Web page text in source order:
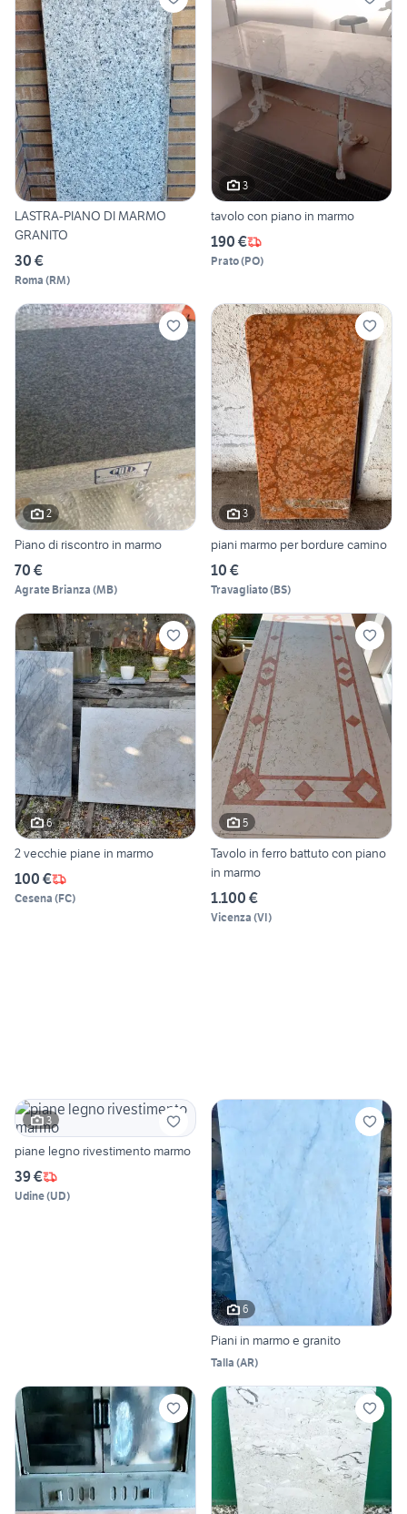
LASTRA-PIANO DI MARMO
GRANITO
30 €
Roma (RM)
3
tavolo con piano in marmo
190 €
Prato(PO)
2
Piano di riscontro in marmo
70 €
Agrate Brianza (MB)
3
piani marmo per bordure camino
10 €
Travagliato(BS)
6
2 vecchie piane in marmo
100 €
Cesena (FC)
5
Tavolo in ferro battuto con piano
in marmo
1.100 €
Vicenza (VI)
3
piane legno rivestimento marmo
39 €
Udine(UD)
6
Piani in marmo e granito
Talla (AR)